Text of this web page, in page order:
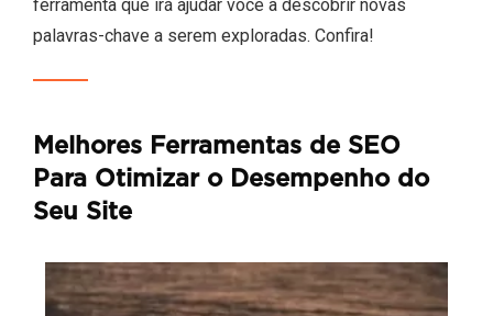
ferramenta que irá ajudar você a descobrir novas
palavras-chave a serem exploradas. Confira!
Melhores Ferramentas de SEO
Para Otimizar o Desempenho do
Seu Site